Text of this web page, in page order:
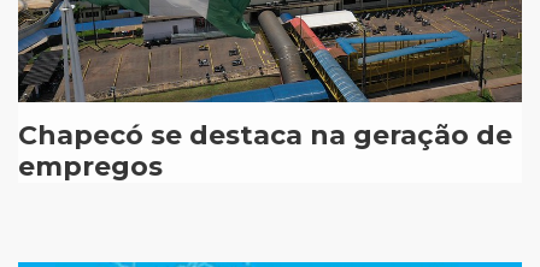
Chapecó se destaca na geração de
empregos